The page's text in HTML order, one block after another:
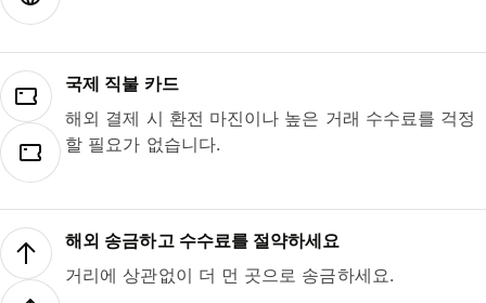
국제 직불 카드
해외 결제 시 환전 마진이나 높은 거래 수수료를 걱정
할 필요가 없습니다.
해외 송금하고 수수료를 절약하세요
거리에 상관없이 더 먼 곳으로 송금하세요.